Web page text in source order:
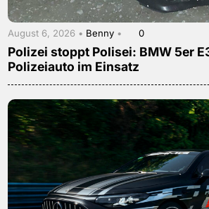
August 6, 2026 • Benny • 0
Polizei stoppt Polisei: BMW 5er
Polizeiauto im Einsatz